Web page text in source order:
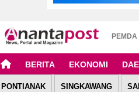
PEMDA
BERITA EKONOMI
PONTIANAK SINGKAWANG